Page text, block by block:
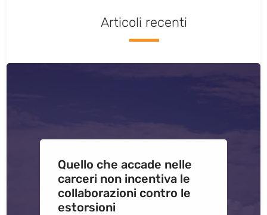
Articoli recenti
Quello che accade nelle
carceri non incentiva le
collaborazioni contro le
estorsioni